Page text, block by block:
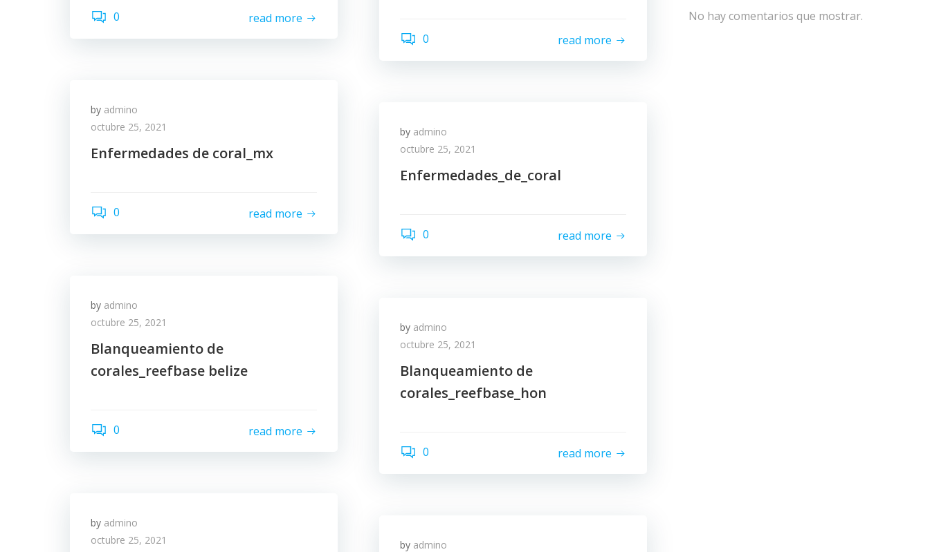
0 read more
0 read more
by admino
octubre 25, 2021
Enfermedades de coral_mx
0 read more
by admino
octubre 25, 2021
Enfermedades_de_coral
0 read more
by admino
octubre 25, 2021
Blanqueamiento de
corales_reefbase belize
0 read more
by admino
octubre 25, 2021
Blanqueamiento de
corales_reefbase_hon
0 read more
by admino
octubre 25, 2021
by admino
No hay comentarios que mostrar.